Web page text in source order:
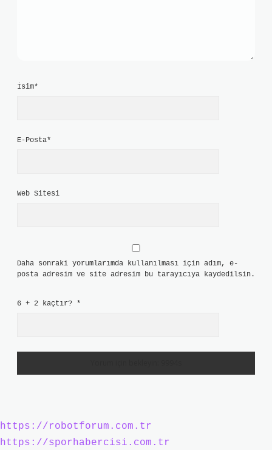
İsim*
E-Posta*
Web Sitesi
Daha sonraki yorumlarımda kullanılması için adım, e-
posta adresim ve site adresim bu tarayıcıya kaydedilsin.
6 + 2 kaçtır? *
https://robotforum.com.tr
https://sporhabercisi.com.tr